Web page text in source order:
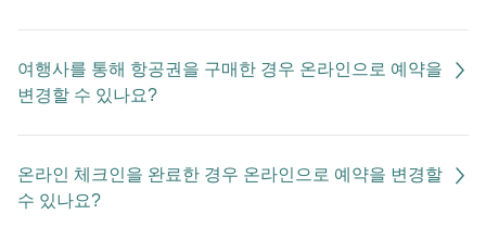
여행사를 통해 항공권을 구매한 경우 온라인으로 예약을
변경할 수 있나요?
온라인 체크인을 완료한 경우 온라인으로 예약을 변경할
수 있나요?